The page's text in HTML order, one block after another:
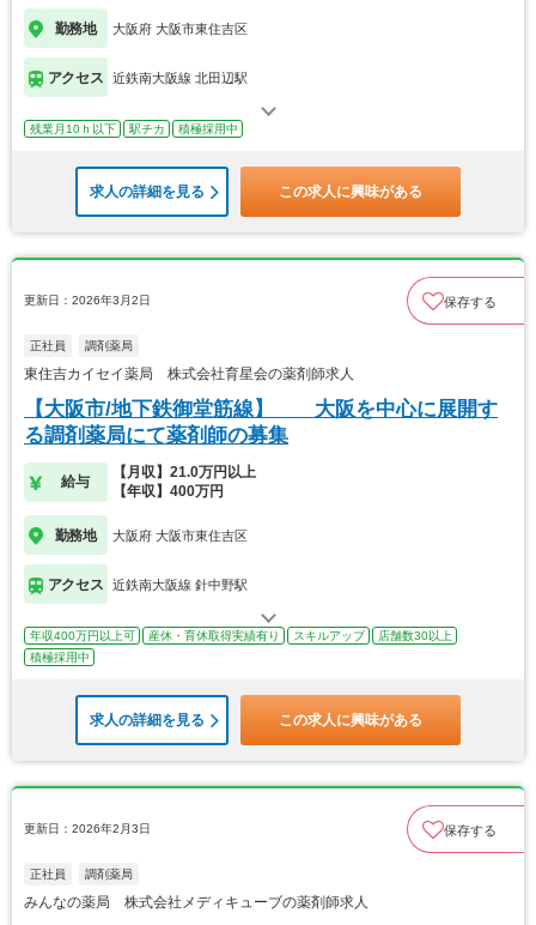
勤務地 大阪府 大阪市東住吉区
アクセス 近鉄南大阪線 北田辺駅
残業月10ｈ以下 駅チカ 積極採用中
求人の詳細を見る この求人に興味がある
更新日：2026年3月2日 保存する
正社員 調剤薬局
東住吉カイセイ薬局 株式会社育星会の薬剤師求人
【大阪市/地下鉄御堂筋線】 大阪を中心に展開す
る調剤薬局にて薬剤師の募集
給与
【月収】21.0万円以上
【年収】400万円
勤務地 大阪府 大阪市東住吉区
アクセス 近鉄南大阪線 針中野駅
年収400万円以上可 産休・育休取得実績有り スキルアップ
店舗数30以上
積極採用中
求人の詳細を見る この求人に興味がある
更新日：2026年2月3日 保存する
正社員 調剤薬局
みんなの薬局 株式会社メディキューブの薬剤師求人